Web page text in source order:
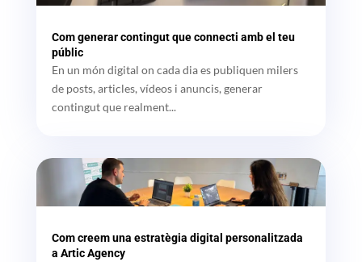
Com generar contingut que connecti amb el teu
públic
En un món digital on cada dia es publiquen milers
de posts, articles, vídeos i anuncis, generar
contingut que realment...
Com creem una estratègia digital personalitzada
a Artic Agency